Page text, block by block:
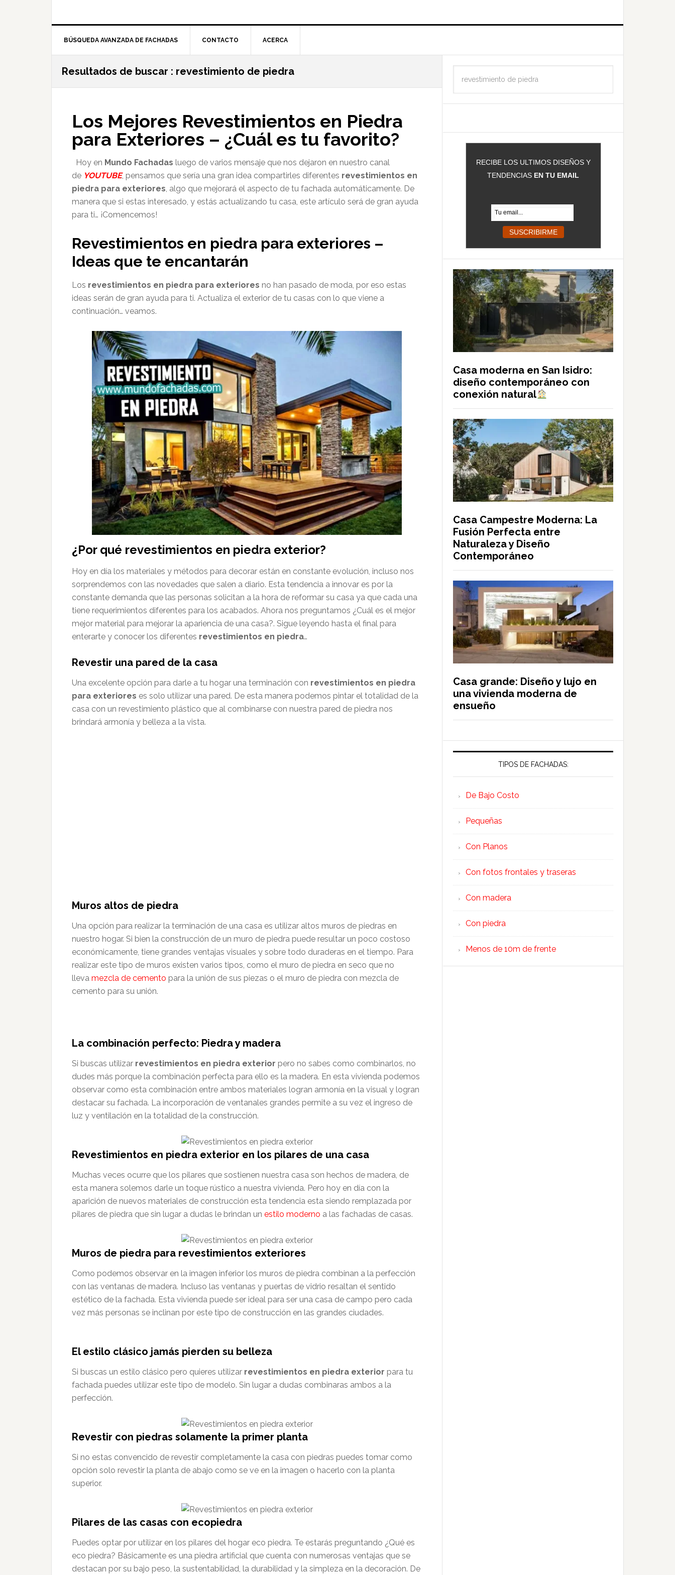
BÚSQUEDA AVANZADA DE FACHADAS CONTACTO ACERCA
Resultados de buscar : revestimiento de piedra
Los Mejores Revestimientos en Piedra
para Exteriores – ¿Cuál es tu favorito?
Hoy en Mundo Fachadas luego de varios mensaje que nos dejaron en nuestro canal
de YOUTUBE, pensamos que sería una gran idea compartirles diferentes revestimientos en
piedra para exteriores, algo que mejorará el aspecto de tu fachada automáticamente. De
manera que si estas interesado, y estás actualizando tu casa, este artículo será de gran ayuda
para ti… ¡Comencemos!
Revestimientos en piedra para exteriores –
Ideas que te encantarán
Los revestimientos en piedra para exteriores no han pasado de moda, por eso estas
ideas serán de gran ayuda para ti. Actualiza el exterior de tu casas con lo que viene a
continuación… veamos.
¿Por qué revestimientos en piedra exterior?
Hoy en día los materiales y métodos para decorar están en constante evolución, incluso nos
sorprendemos con las novedades que salen a diario. Esta tendencia a innovar es por la
constante demanda que las personas solicitan a la hora de reformar su casa ya que cada una
tiene requerimientos diferentes para los acabados. Ahora nos preguntamos ¿Cuál es el mejor
mejor material para mejorar la apariencia de una casa?. Sigue leyendo hasta el final para
enterarte y conocer los diferentes revestimientos en piedra…
Revestir una pared de la casa
Una excelente opción para darle a tu hogar una terminación con revestimientos en piedra
para exteriores es solo utilizar una pared. De esta manera podemos pintar el totalidad de la
casa con un revestimiento plástico que al combinarse con nuestra pared de piedra nos
brindará armonía y belleza a la vista.
Muros altos de piedra
Una opción para realizar la terminación de una casa es utilizar altos muros de piedras en
nuestro hogar. Si bien la construcción de un muro de piedra puede resultar un poco costoso
económicamente, tiene grandes ventajas visuales y sobre todo duraderas en el tiempo. Para
realizar este tipo de muros existen varios tipos, como el muro de piedra en seco que no
lleva mezcla de cemento para la unión de sus piezas o el muro de piedra con mezcla de
cemento para su unión.
La combinación perfecto: Piedra y madera
Si buscas utilizar revestimientos en piedra exterior pero no sabes como combinarlos, no
dudes más porque la combinación perfecta para ello es la madera. En esta vivienda podemos
observar como esta combinación entre ambos materiales logran armonía en la visual y logran
destacar su fachada. La incorporación de ventanales grandes permite a su vez el ingreso de
luz y ventilación en la totalidad de la construcción.
Revestimientos en piedra exterior en los pilares de una casa
Muchas veces ocurre que los pilares que sostienen nuestra casa son hechos de madera, de
esta manera solemos darle un toque rústico a nuestra vivienda. Pero hoy en día con la
aparición de nuevos materiales de construcción esta tendencia esta siendo remplazada por
pilares de piedra que sin lugar a dudas le brindan un estilo moderno a las fachadas de casas.
Muros de piedra para revestimientos exteriores
Como podemos observar en la imagen inferior los muros de piedra combinan a la perfección
con las ventanas de madera. Incluso las ventanas y puertas de vidrio resaltan el sentido
estético de la fachada. Esta vivienda puede ser ideal para ser una casa de campo pero cada
vez más personas se inclinan por este tipo de construcción en las grandes ciudades.
El estilo clásico jamás pierden su belleza
Si buscas un estilo clásico pero quieres utilizar revestimientos en piedra exterior para tu
fachada puedes utilizar este tipo de modelo. Sin lugar a dudas combinaras ambos a la
perfección.
Revestir con piedras solamente la primer planta
Si no estas convencido de revestir completamente la casa con piedras puedes tomar como
opción solo revestir la planta de abajo como se ve en la imagen o hacerlo con la planta
superior.
Pilares de las casas con ecopiedra
Puedes optar por utilizar en los pilares del hogar eco piedra. Te estarás preguntando ¿Qué es
eco piedra? Básicamente es una piedra artificial que cuenta con numerosas ventajas que se
destacan por su bajo peso, la sustentabilidad, la durabilidad y la simpleza en la decoración. De
Barra
lateral
principal
RECIBE LOS ULTIMOS DISEÑOS Y
TENDENCIAS EN TU EMAIL
Casa moderna en San Isidro:
diseño contemporáneo con
conexión natural
Casa Campestre Moderna: La
Fusión Perfecta entre
Naturaleza y Diseño
Contemporáneo
Casa grande: Diseño y lujo en
una vivienda moderna de
ensueño
TIPOS DE FACHADAS:
De Bajo Costo
Pequeñas
Con Planos
Con fotos frontales y traseras
Con madera
Con piedra
Menos de 10m de frente